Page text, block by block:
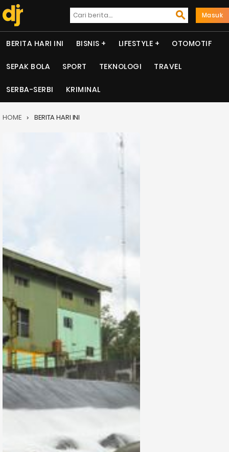
Masuk
BERITA HARI INI BISNIS LIFESTYLE OTOMOTIF
SEPAK BOLA SPORT TEKNOLOGI TRAVEL
SERBA-SERBI KRIMINAL
HOME BERITA HARI INI